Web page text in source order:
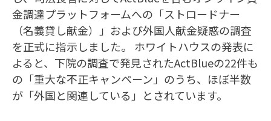
金調達プラットフォームへの「ストロードナー
（名義貸し献金）」および外国人献金疑惑の調査
を正式に指示しました。 ホワイトハウスの発表に
よると、下院の調査で発見されたActBlueの22件も
の「重大な不正キャンペーン」のうち、ほぼ半数
が「外国と関連している」とされています。